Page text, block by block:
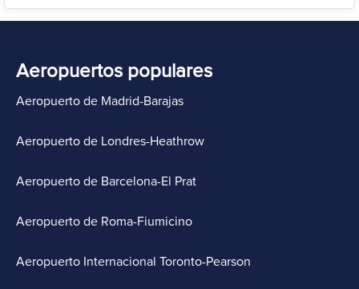
Aeropuertos populares
Aeropuerto de Madrid-Barajas
Aeropuerto de Londres-Heathrow
Aeropuerto de Barcelona-El Prat
Aeropuerto de Roma-Fiumicino
Aeropuerto Internacional Toronto-Pearson